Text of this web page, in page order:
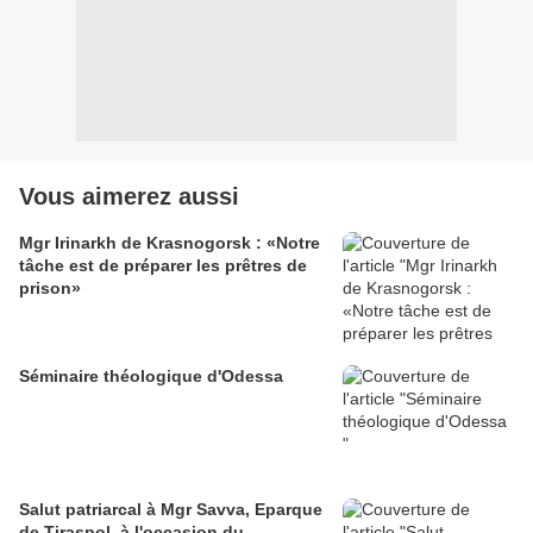
Vous aimerez aussi
Mgr Irinarkh de Krasnogorsk : «Notre
tâche est de préparer les prêtres de
prison»
Séminaire théologique d'Odessa
Salut patriarcal à Mgr Savva, Eparque